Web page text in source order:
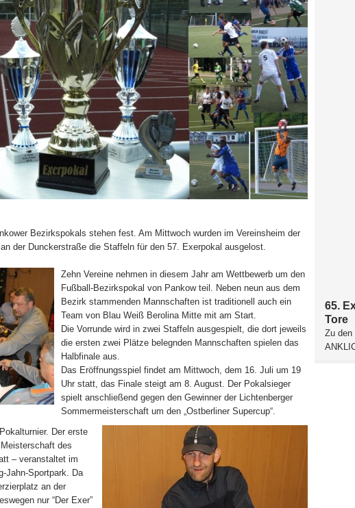
Bezirkspokals stehen fest. Am Mittwoch wurden im Vereinsheim der
der Dunckerstraße die Staffeln für den 57. Exerpokal ausgelost.
Zehn Vereine nehmen in diesem Jahr am Wettbewerb um den
Fußball-Bezirkspokal von Pankow teil. Neben neun aus dem
Bezirk stammenden Mannschaften ist traditionell auch ein
Team von Blau Weiß Berolina Mitte mit am Start.
Die Vorrunde wird in zwei Staffeln ausgespielt, die dort jeweils
die ersten zwei Plätze belegnden Mannschaften spielen das
Halbfinale aus.
Das Eröffnungsspiel findet am Mittwoch, dem 16. Juli um 19
Uhr statt, das Finale steigt am 8. August. Der Pokalsieger
spielt anschließend gegen den Gewinner der Lichtenberger
Sommermeisterschaft um den „Ostberliner Supercup“.
Der erste
des
– veranstaltet im
Jahn-Sportpark. Da
an der
nur “Der Exer”
65.
Tore
Zu den